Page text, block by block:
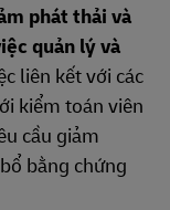
phát thải và
quản lý và
liên kết với các
kiểm toán viên
cầu giảm
bằng chứng